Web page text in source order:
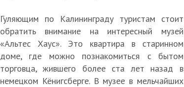
Гуляющим по Калининграду туристам стоит
обратить внимание на интересный музей
«Альтес Хаус». Это квартира в старинном
доме, где можно познакомиться с бытом
торговца, жившего более ста лет назад в
немецком Кёнигсберге. В музее в мельчайших